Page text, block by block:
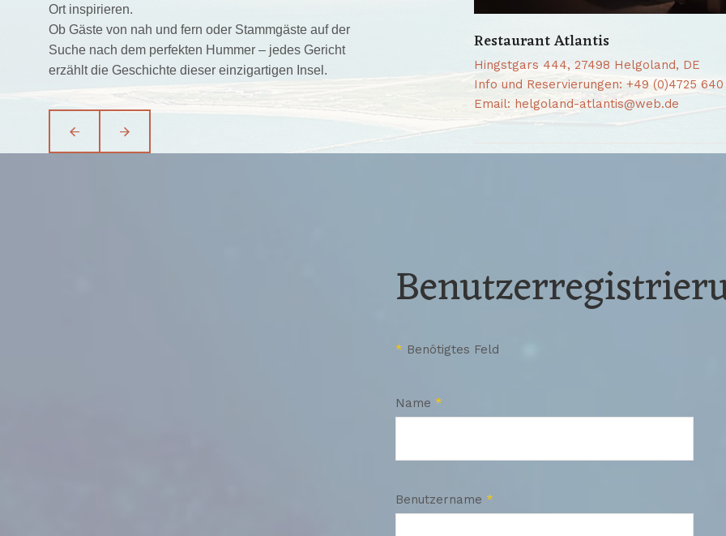
Ort inspirieren.
Ob Gäste von nah und fern oder Stammgäste auf der
Suche nach dem perfekten Hummer – jedes Gericht
erzählt die Geschichte dieser einzigartigen Insel.
Helgoland, DE
Restaurant Atlantis
Hingstgars 444, 27498 Helgoland, DE
Info und Reservierungen: +49 (0)4725 640
Email: helgoland-atlantis@web.de
* Benötigtes Feld
Name *
Benutzername *